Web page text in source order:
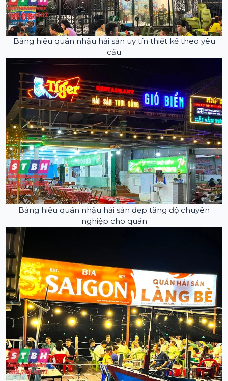
Bảng hiệu quán nhậu hải sản uy tín thiết kế theo yêu
cầu
Bảng hiệu quán nhậu hải sản đẹp tăng độ chuyên
nghiệp cho quán